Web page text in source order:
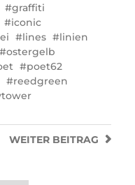
graffiti
iconic
lines
linien
ostergelb
poet62
reedgreen
WEITER BEITRAG